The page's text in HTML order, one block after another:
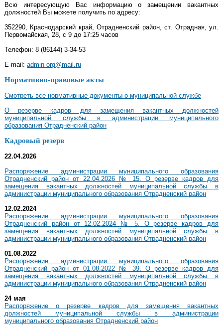
Всю интересующую Вас информацию о замещении вакантных
должностей Вы можете получить по адресу:
352290, Краснодарский край, Отрадненский район, ст. Отрадная, ул.
Первомайская, 28, с 9 до 17:25 часов
Телефон: 8 (86144) 3-34-53
E-mail: admin-org@mail.ru
Нормативно-правовые акты
Смотреть все нормативные документы о муниципальной службе
О резерве кадров для замещения вакантных должностей
муниципальной службы в администрации муниципального
образования Отрадненский район
Кадровый резерв
22.04.2026
Распоряжение администрации муниципального образования
Отрадненский район от 22.04.2026 № 15. О резерве кадров для
замещения вакантных должностей муниципальной службы в
администрации муниципального образования Отрадненский район
12.02.2024
Распоряжение администрации муниципального образования
Отрадненский район от 12.02.2024 № 5. О резерве кадров для
замещения вакантных должностей муниципальной службы в
администрации муниципального образования Отрадненский район
01.08.2022
Распоряжение администрации муниципального образования
Отрадненский район от 01.08.2022 № 39. О резерве кадров для
замещения вакантных должностей муниципальной службы в
администрации муниципального образования Отрадненский район
24 мая
Распоряжение о резерве кадров для замещения вакантных
должностей муниципальной службы в администрации
муниципального образования Отрадненский район